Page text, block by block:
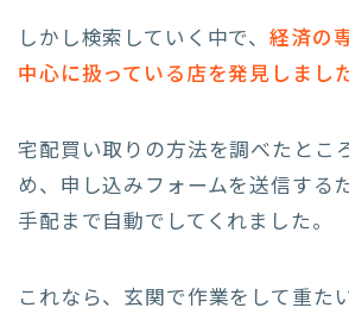
しかし検索していく中で、経済の
中心に扱っている店を発見しました
宅配買い取りの方法を調べたとこ
め、申し込みフォームを送信する
手配まで自動でしてくれました。
これなら、玄関で作業をして重た